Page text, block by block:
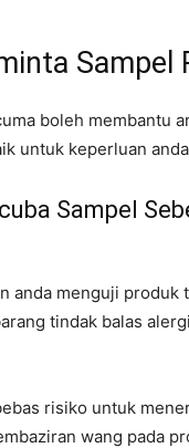
Sampel
boleh membantu
untuk keperluan
Sampel
anda menguji produk
tindak balas
risiko untuk
wang pada